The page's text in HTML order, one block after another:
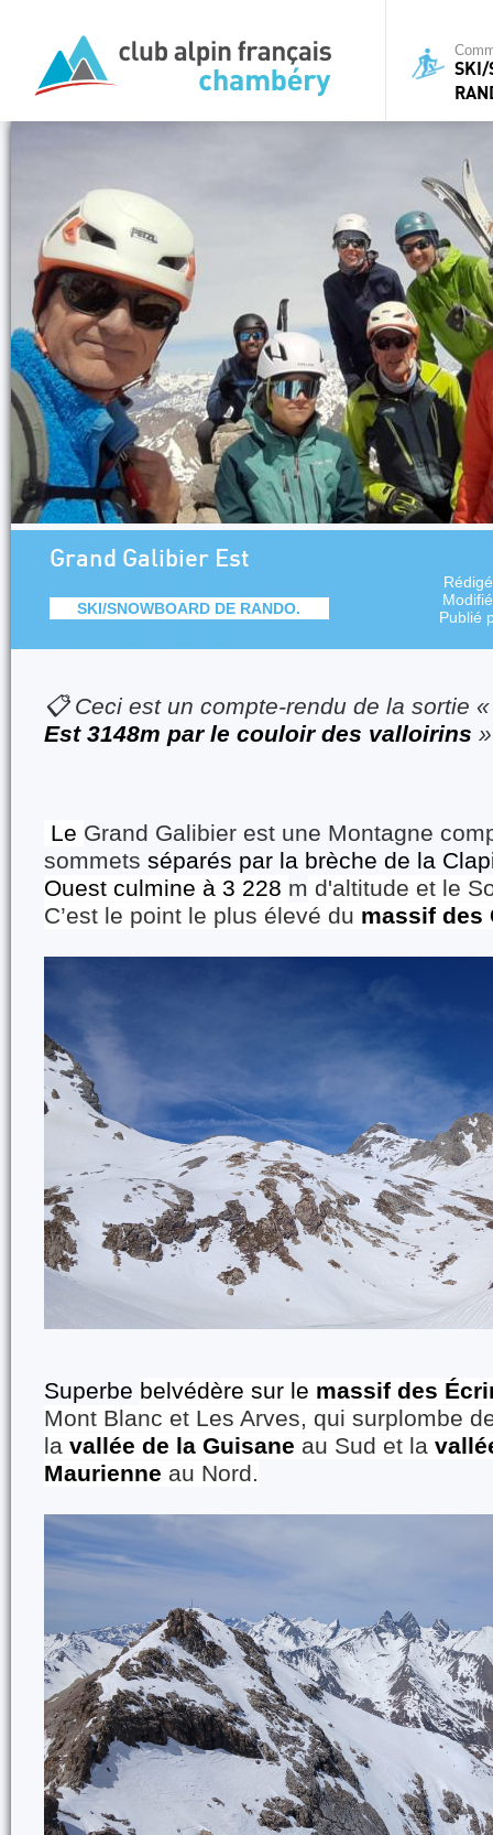
SKI/
Grand Galibier Est
SKI/SNOWBOARD DE RANDO.
Publié
📋 Ceci est un compte-rendu de la sortie
Est 3148m par le couloir des valloirins »
Le Grand Galibier est une Montagne
sommets séparés par la brèche de la
Ouest culmine à 3 228 m d'altitude et le
C’est le point le plus élevé du massif des
Superbe belvédère sur le massif des
Mont Blanc et Les Arves, qui surplombe
la vallée de la Guisane au Sud et la
Maurienne au Nord.